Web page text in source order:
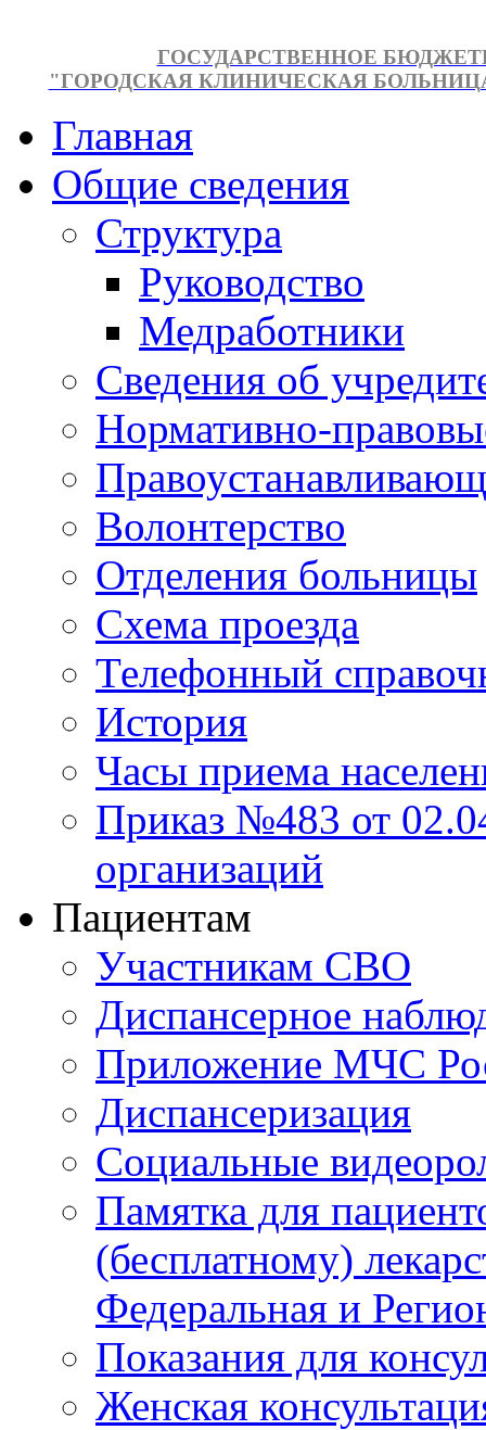
ГОСУДАРСТВЕННОЕ
"ГОРОДСКАЯ КЛИНИЧЕСКАЯ
Главная
Общие сведения
Структура
Руководство
Медработники
Сведения об
Нормативно-
Волонтерство
Отделения больницы
Схема проезда
Телефонный
История
Часы приема
Приказ №483 от
организаций
Пациентам
Участникам СВО
Диспансерное
Приложение МЧС
Диспансеризация
Социальные
Памятка для
(бесплатному)
Федеральная и
Показания для
Женская